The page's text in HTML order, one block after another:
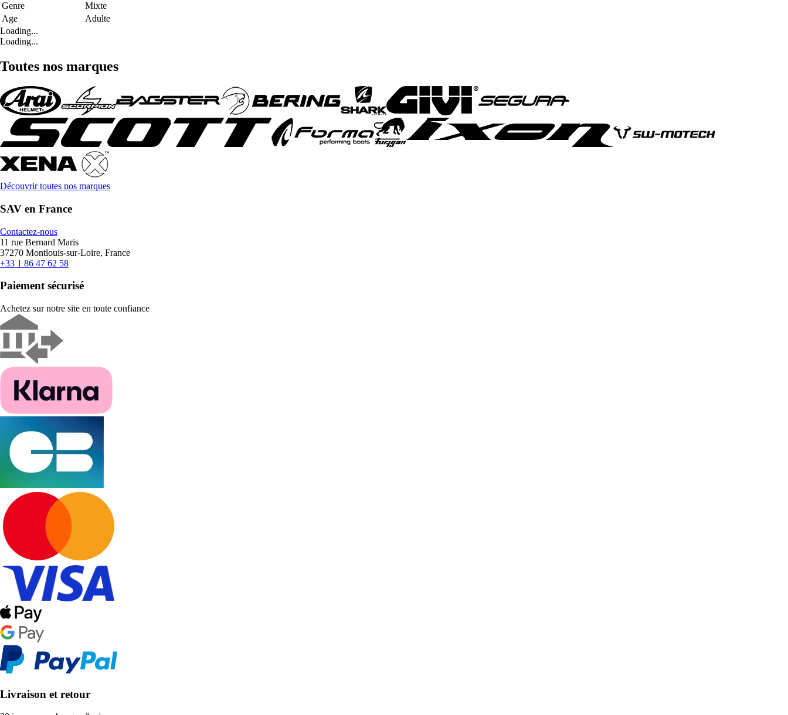
Genre
Mixte
Age
Adulte
Loading...
Loading...
Toutes nos marques
Découvrir toutes nos marques
SAV en France
Contactez-nous
11 rue Bernard Maris
37270 Montlouis-sur-Loire, France
+33 1 86 47 62 58
Paiement sécurisé
Achetez sur notre site en toute confiance
Livraison et retour